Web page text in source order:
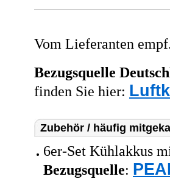
Vom Lieferanten
Bezugsquelle
finden Sie hier:
Zubehör / häufig
6er-Set Kühlakkus
Bezugsquelle: